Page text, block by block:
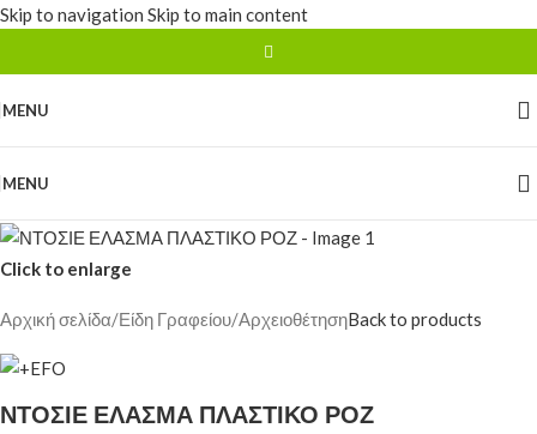
Skip to navigation Skip to main content
MENU
MENU
Click to enlarge
Αρχική σελίδα/Είδη Γραφείου/ΑρχειοθέτησηBack to products
ΝΤΟΣΙΕ ΕΛΑΣΜΑ ΠΛΑΣΤΙΚΟ ΡΟΖ